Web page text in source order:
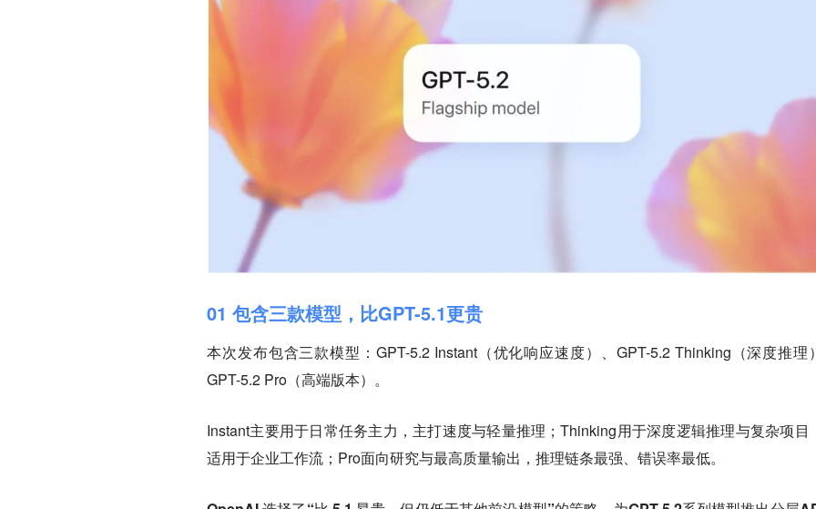
01 包含三款模型，比GPT-5.1更贵
本次发布包含三款模型：GPT-5.2 Instant（优化响应速度）、GPT-5.2 Thinking（深度推理
GPT-5.2 Pro（高端版本）。
Instant主要用于日常任务主力，主打速度与轻量推理；Thinking用于深度逻辑推理与复杂项目
适用于企业工作流；Pro面向研究与最高质量输出，推理链条最强、错误率最低。